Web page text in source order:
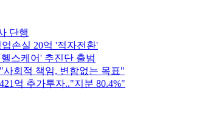
단행
손실 20억 '적자전환'
스케어' 추진단 출범
회적 책임, 변함없는 목표"
억 추가투자.."지분 80.4%"